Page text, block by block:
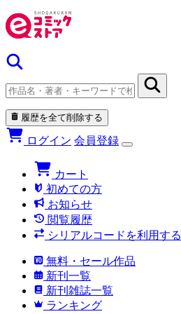
履歴を全て削除する
ログイン 会員登録
カート
初めての方
お知らせ
閲覧履歴
シリアルコードを利用する
無料・セール作品
新刊一覧
新刊雑誌一覧
ランキング